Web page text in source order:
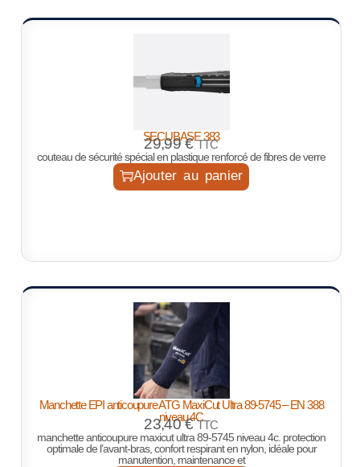
SECUBASE 383
29,99€ TTC
couteau de sécurité spécial en plastique renforcé de fibres de verre
Ajouter au panier
Manchette EPI anticoupure ATG MaxiCut Ultra 89-5745 – EN 388
niveau 4C
23,40€ TTC
manchette anticoupure maxicut ultra 89-5745 niveau 4c. protection
optimale de l’avant-bras, confort respirant en nylon, idéale pour
manutention, maintenance et